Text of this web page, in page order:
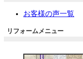
お客様の声一覧
リフォームメニュー